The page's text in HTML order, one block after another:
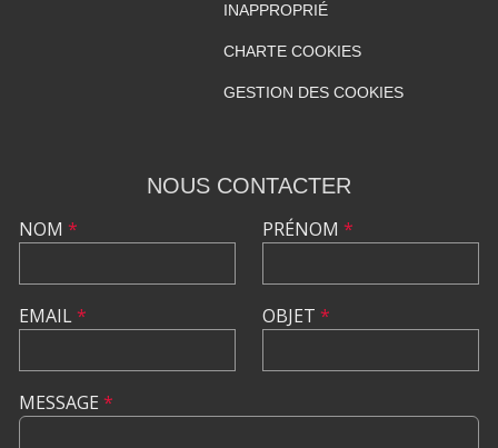
INAPPROPRIÉ
CHARTE COOKIES
GESTION DES COOKIES
NOUS CONTACTER
NOM *
EMAIL*
PRÉNOM *
OBJET *
MESSAGE *